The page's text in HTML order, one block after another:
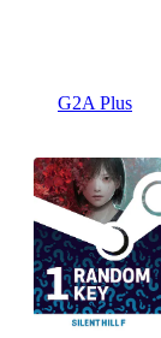
G2A Plus